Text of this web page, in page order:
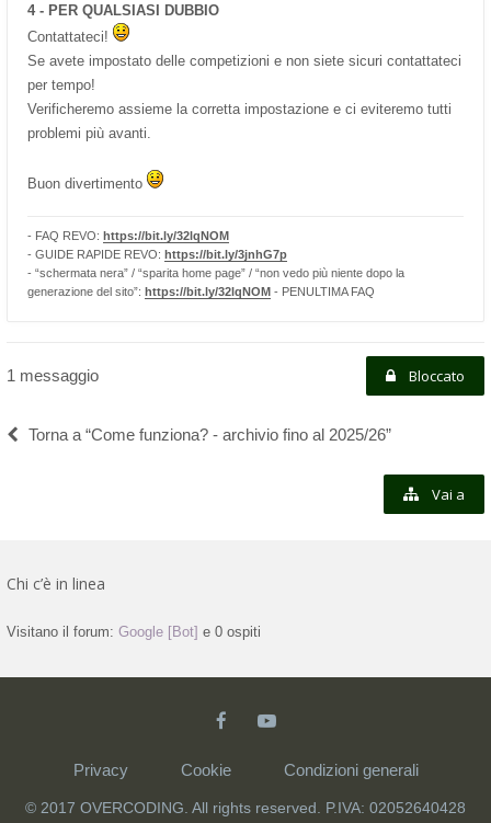
4 - PER QUALSIASI DUBBIO
Contattateci!
Se avete impostato delle competizioni e non siete sicuri contattateci
per tempo!
Verificheremo assieme la corretta impostazione e ci eviteremo tutti
problemi più avanti.
Buon divertimento
- FAQ REVO: https://bit.ly/32lqNOM
- GUIDE RAPIDE REVO: https://bit.ly/3jnhG7p
- “schermata nera” / “sparita home page” / “non vedo più niente dopo la
generazione del sito”: https://bit.ly/32lqNOM - PENULTIMA FAQ
1 messaggio Bloccato
Torna a “Come funziona? - archivio fino al 2025/26”
Vai a
Chi c’è in linea
Visitano il forum: Google [Bot] e 0 ospiti
Privacy Cookie Condizioni generali
© 2017 OVERCODING. All rights reserved. P.IVA: 02052640428